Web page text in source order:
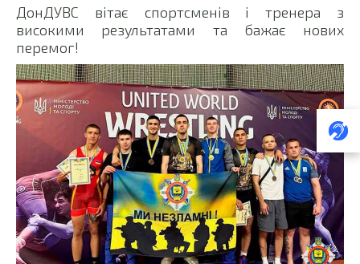
ДонДУВС вітає спортсменів і тренера з
високими результатами та бажає нових
перемог!